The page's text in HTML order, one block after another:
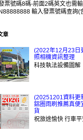
票號碼8碼-前面2碼英文也需
輸入發票號碼查詢(
章
(2022年12月23日
照相機資訊整理
科技執法設備圖解
(20251201資料更
鋁圈雨刷推薦真便
貨
祝旅途愉快 行車平